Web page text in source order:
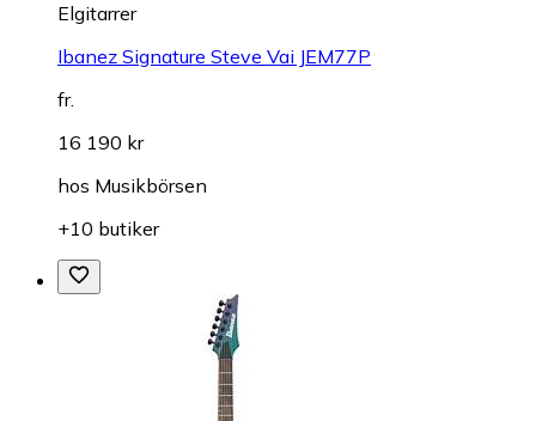
Elgitarrer
Ibanez Signature Steve Vai JEM77P
fr.
16 190 kr
hos Musikbörsen
+10 butiker